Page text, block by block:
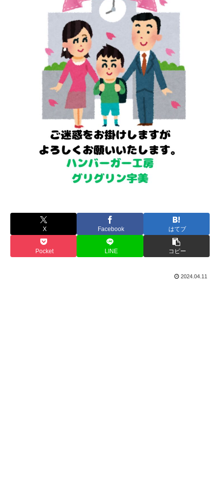
X Facebook はてブ
Pocket LINE コピー
2024.04.11